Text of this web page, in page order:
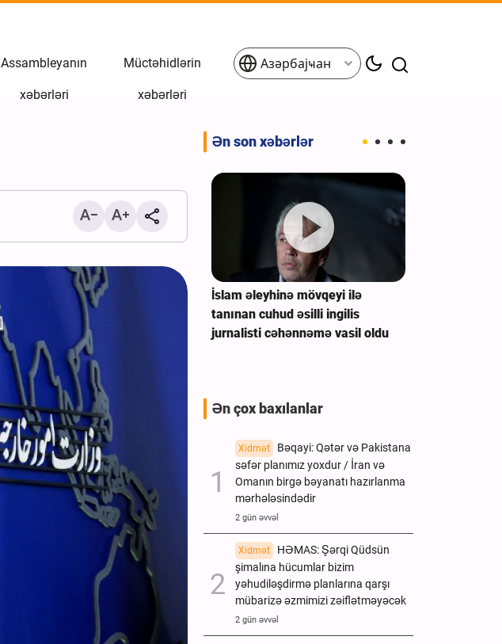
Assambleyanın
xəbərləri
Müctəhidlərin
xəbərləri
Азәрбајҹан
Ən son xəbərlər
Mühacirani: Azərbaycan İran
tarixinin açıq kitabı, azadlıq və
sivilizasiya məktəbidir
İslam əleyhinə mövqeyi ilə
tanınan cuhud əsilli ingilis
jurnalisti cəhənnəmə vasil oldu
Ən çox baxılanlar
Xidmət
Bəqayi: Qətər və Pakistana
səfər planımız yoxdur / İran və
Omanın birgə bəyanatı hazırlanma
mərhələsindədir
2 gün əvvəl
Xidmət
HƏMAS: Şərqi Qüdsün
şimalına hücumlar bizim
yəhudiləşdirmə planlarına qarşı
mübarizə əzmimizi zəiflətməyəcək
2 gün əvvəl